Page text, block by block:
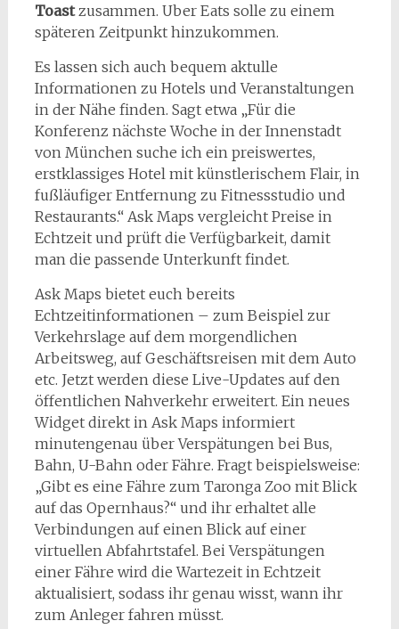
Toastzusammen. Uber Eats solle zu einem
späteren Zeitpunkt hinzukommen.
Es lassen sich auch bequem aktulle
Informationen zu Hotels und Veranstaltungen
in der Nähe finden. Sagt etwa „Für die
Konferenz nächste Woche in der Innenstadt
von München suche ich ein preiswertes,
erstklassiges Hotel mit künstlerischem Flair, in
fußläufiger Entfernung zu Fitnessstudio und
Restaurants.“ Ask Maps vergleicht Preise in
Echtzeit und prüft die Verfügbarkeit, damit
man die passende Unterkunft findet.
Ask Maps bietet euch bereits
Echtzeitinformationen – zum Beispiel zur
Verkehrslage auf dem morgendlichen
Arbeitsweg, auf Geschäftsreisen mit dem Auto
etc. Jetzt werden diese Live-Updates auf den
öffentlichen Nahverkehr erweitert. Ein neues
Widget direkt in Ask Maps informiert
minutengenau über Verspätungen bei Bus,
Bahn, U-Bahn oder Fähre. Fragt beispielsweise:
„Gibt es eine Fähre zum Taronga Zoo mit Blick
auf das Opernhaus?“ und ihr erhaltet alle
Verbindungen auf einen Blick auf einer
virtuellen Abfahrtstafel. Bei Verspätungen
einer Fähre wird die Wartezeit in Echtzeit
aktualisiert, sodass ihr genau wisst, wann ihr
zum Anleger fahren müsst.